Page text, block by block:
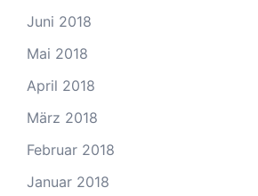
Juni 2018
Mai 2018
April 2018
März 2018
Februar 2018
Januar 2018